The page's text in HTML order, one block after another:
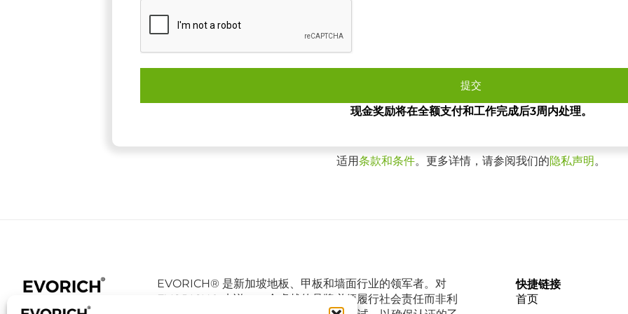
提交
现金奖励将在全额支付和工作完成后3周内处理。
适用条款和条件。更多详情，请参阅我们的隐私声明。
EVORICH® 是新加坡地板、甲板和墙面行业的领军者。对
EVORICH® 来说，一个卓越的品牌必须履行社会责任而非利
快捷链接
首页